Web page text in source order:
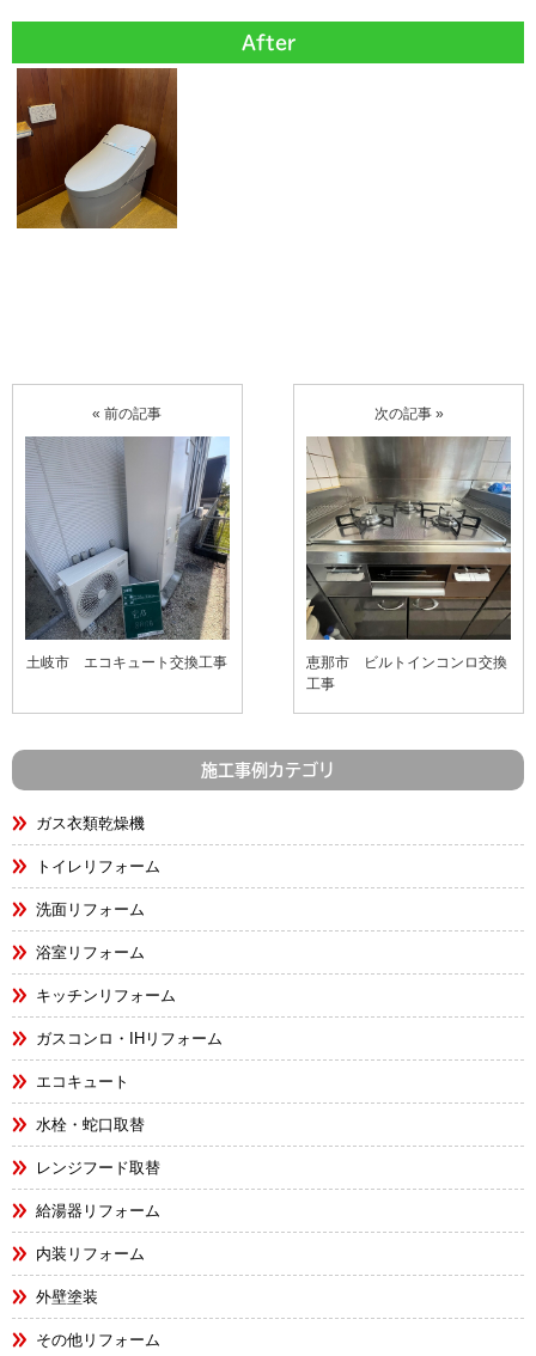
After
« 前の記事
土岐市 エコキュート交換工事
次の記事 »
恵那市 ビルトインコンロ交換
工事
施工事例カテゴリ
ガス衣類乾燥機
トイレリフォーム
洗面リフォーム
浴室リフォーム
キッチンリフォーム
ガスコンロ・IHリフォーム
エコキュート
水栓・蛇口取替
レンジフード取替
給湯器リフォーム
内装リフォーム
外壁塗装
その他リフォーム